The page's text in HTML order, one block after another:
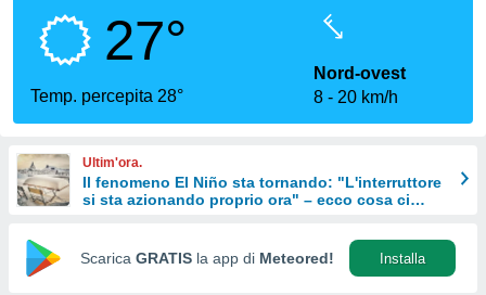
per
le
di
Web
27°
Temp. percepita 28°
Nord-ovest
8
20 km/h
Ultim'ora.
Il fenomeno El Niño sta tornando: "L'interruttore
si sta azionando proprio ora" – ecco cosa ci
Scarica GRATIS la app di Meteored! Installa